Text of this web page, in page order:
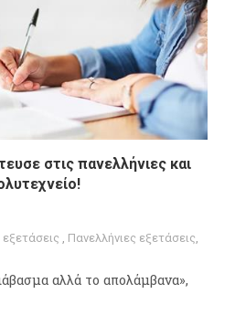
στις πανελλήνιες και
, Πανελλήνιες εξετάσεις,
αλλά το απολάμβανα»,